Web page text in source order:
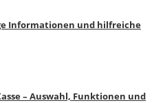
Informationen und hilfreiche
– Auswahl, Funktionen und